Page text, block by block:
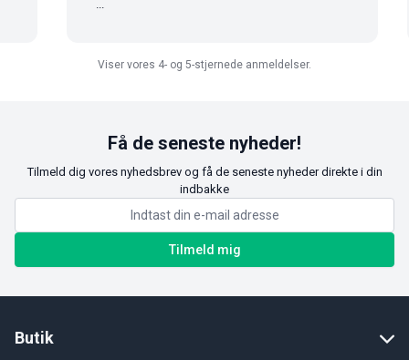
Viser vores 4- og 5-stjernede anmeldelser.
Få de seneste nyheder!
Tilmeld dig vores nyhedsbrev og få de seneste nyheder direkte i din
indbakke
Tilmeld mig
Butik